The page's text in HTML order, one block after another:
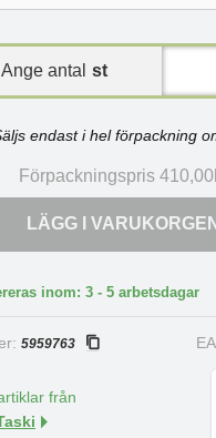
Ange antal st
endast i hel förpackning
Förpackningspris
LÄGG I VARUKORGEN
inom: 3 - 5 arbetsdagar
5959763
från